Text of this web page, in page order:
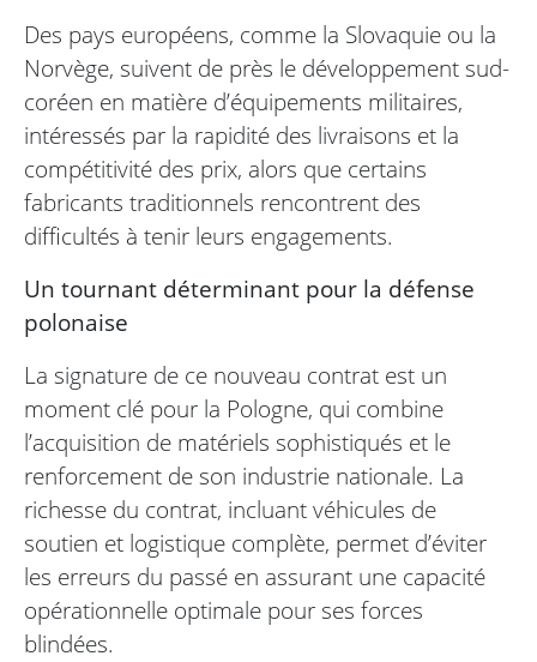
Des pays européens, comme la Slovaquie ou la
Norvège, suivent de près le développement sud-
coréen en matière d’équipements militaires,
intéressés par la rapidité des livraisons et la
compétitivité des prix, alors que certains
fabricants traditionnels rencontrent des
difficultés à tenir leurs engagements.
Un tournant déterminant pour la défense
polonaise
La signature de ce nouveau contrat est un
moment clé pour la Pologne, qui combine
l’acquisition de matériels sophistiqués et le
renforcement de son industrie nationale. La
richesse du contrat, incluant véhicules de
soutien et logistique complète, permet d’éviter
les erreurs du passé en assurant une capacité
opérationnelle optimale pour ses forces
blindées.